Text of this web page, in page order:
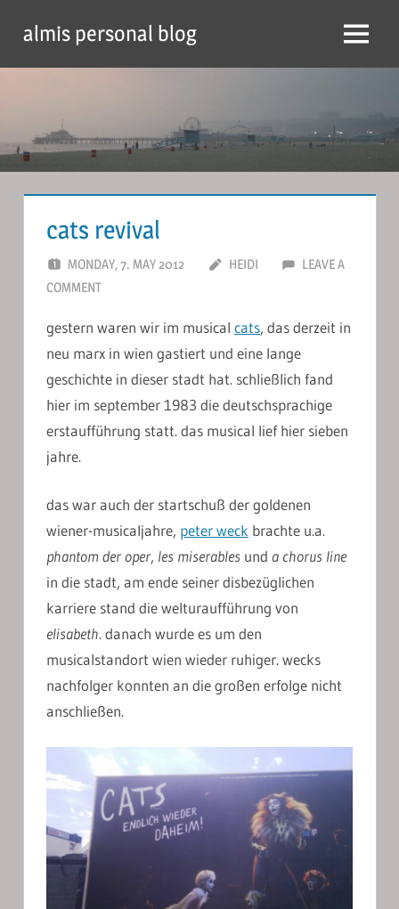
content
almis personal blog Menu
cats revival
MONDAY, 7. MAY 2012 HEIDI
LEAVE A
COMMENT
gestern waren wir im musical cats, das derzeit in
neu marx in wien gastiert und eine lange
geschichte in dieser stadt hat. schließlich fand
hier im september 1983 die deutschsprachige
erstaufführung statt. das musical lief hier sieben
jahre.
das war auch der startschuß der goldenen
wiener-musicaljahre, peter weck brachte u.a.
phantom der oper, les miserables und a chorus line
in die stadt, am ende seiner disbezüglichen
karriere stand die welturaufführung von
elisabeth. danach wurde es um den
musicalstandort wien wieder ruhiger. wecks
nachfolger konnten an die großen erfolge nicht
anschließen.